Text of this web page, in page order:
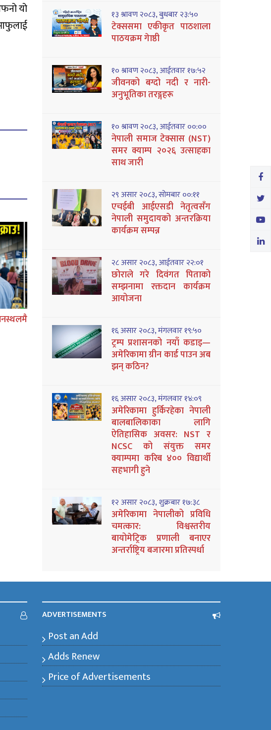
यो
१३ श्रावण २०८३, बुधबार २३:५०
टेक्ससमा एकीकृत पाठशाला
पाठयक्रम गेाष्ठी
१० श्रावण २०८३, आईतवार १७:५२
जीवनको बग्दो नदी र नारी-
अनुभूतिका तरङ्गहरू
१० श्रावण २०८३, आईतवार ००:००
नेपाली समाज टेक्सास (NST)
समर क्याम्प २०२६ उत्साहका
साथ जारी
२९ असार २०८३, सोमबार ००:११
एचईबी आईएसडी नेतृत्वसँग
नेपाली समुदायको अन्तरक्रिया
कार्यक्रम सम्पन्न
२८ असार २०८३, आईतवार २२:०१
छोराले गरे दिवंगत पिताको
सम्झनामा रक्तदान कार्यक्रम
आयोजना
१६ असार २०८३, मंगलवार १९:५०
ट्रम्प प्रशासनको नयाँ कडाइ—
अमेरिकामा ग्रीन कार्ड पाउन अब
झन् कठिन?
१६ असार २०८३, मंगलवार १४:०९
अमेरिकामा हुर्किरहेका नेपाली
बालबालिकाका लागि
ऐतिहासिक अवसर: NST र
NCSC को संयुक्त समर
क्याम्पमा करिब ४०० विद्यार्थी
सहभागी हुने
१२ असार २०८३, शुक्रबार १७:३८
अमेरिकामा नेपालीको प्रविधि
चमत्कार: विश्वस्तरीय
बायोमेट्रिक प्रणाली बनाएर
अन्तर्राष्ट्रिय बजारमा प्रतिस्पर्धा
ADVERTISEMENTS
Post an Add
Adds Renew
Price of Advertisements